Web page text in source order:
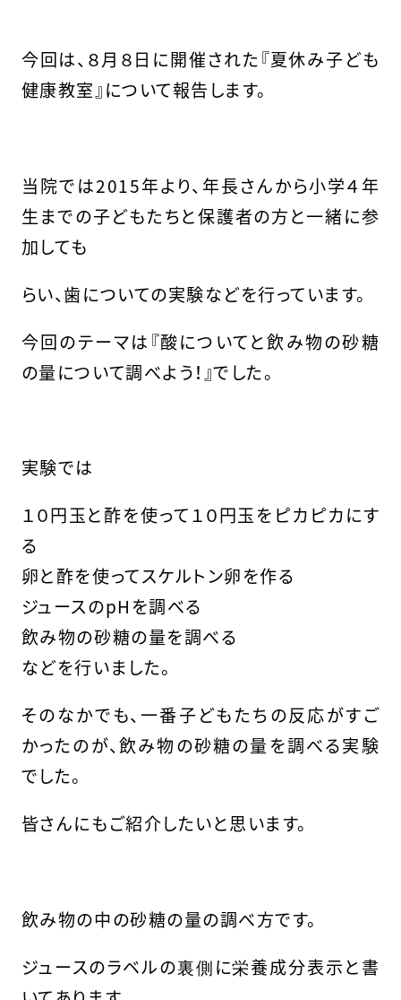
今回は、８月８日に開催された『夏休み子ども
健康教室』について報告します。
当院では2015年より、年長さんから小学４年
生までの子どもたちと保護者の方と一緒に参
加しても
らい、歯についての実験などを行っています。
今回のテーマは『酸についてと飲み物の砂糖
の量について調べよう！』でした。
実験では
１０円玉と酢を使って１０円玉をピカピカにす
る
卵と酢を使ってスケルトン卵を作る
ジュースのpHを調べる
飲み物の砂糖の量を調べる
などを行いました。
そのなかでも、一番子どもたちの反応がすご
かったのが、飲み物の砂糖の量を調べる実験
でした。
皆さんにもご紹介したいと思います。
飲み物の中の砂糖の量の調べ方です。
ジュースのラベルの裏側に栄養成分表示と書